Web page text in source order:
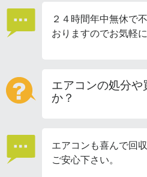
２４時間年中無休で
おりますのでお気軽
エアコンの処分
か？
エアコンも喜んで回
ご安心下さい。